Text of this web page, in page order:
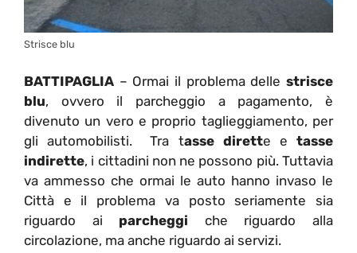
Strisce blu
BATTIPAGLIA – Ormai il problema delle strisce
blu, ovvero il parcheggio a pagamento, è
divenuto un vero e proprio taglieggiamento, per
gli automobilisti. Tra tasse dirette etasse
indirette, i cittadini non ne possono più. Tuttavia
va ammesso che ormai le auto hanno invaso le
Città e il problema va posto seriamente sia
riguardo ai parcheggi che riguardo alla
circolazione, ma anche riguardo ai servizi.